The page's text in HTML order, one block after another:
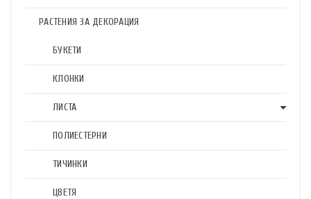
РАСТЕНИЯ ЗА ДЕКОРАЦИЯ
БУКЕТИ
КЛОНКИ
ЛИСТА
ПОЛИЕСТЕРНИ
ТИЧИНКИ
ЦВЕТЯ